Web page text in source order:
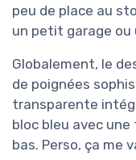
peu de place au
un petit garage ou
Globalement, le
de poignées
transparente
bloc bleu avec
bas. Perso, ça me